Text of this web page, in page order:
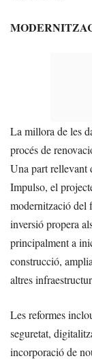
La millora de les
procés de
Una part rellevant
Impulso, el
modernització del
inversió propera
principalment a
construcció,
altres
Les reformes
seguretat,
incorporació de